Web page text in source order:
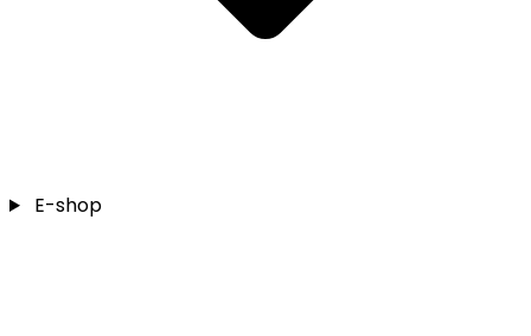
E-shop